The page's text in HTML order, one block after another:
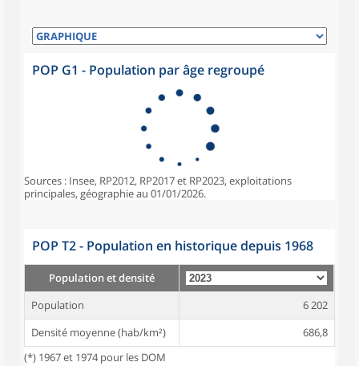
POP G1 - Population par âge regroupé
Sources : Insee, RP2012, RP2017 et RP2023, exploitations
principales, géographie au 01/01/2026.
POP T2 - Population en historique depuis 1968
Population et densité
Population
6 202
Densité moyenne (hab/km²)
686,8
(*) 1967 et 1974 pour les DOM